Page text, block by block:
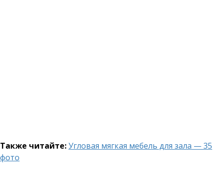
Также читайте:Угловая мягкая мебель для зала — 35
фото